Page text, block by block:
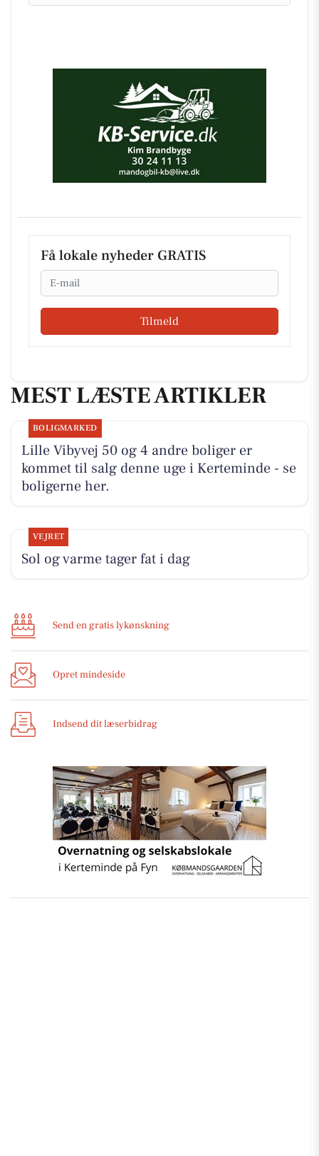
Få lokale nyheder GRATIS
Email
Tilmeld
MEST LÆSTE ARTIKLER
BOLIGMARKED
Lille Vibyvej 50 og 4 andre boliger er
kommet til salg denne uge i Kerteminde - se
boligerne her.
VEJRET
Sol og varme tager fat i dag
Send en gratis lykønskning
Opret mindeside
Indsend dit læserbidrag